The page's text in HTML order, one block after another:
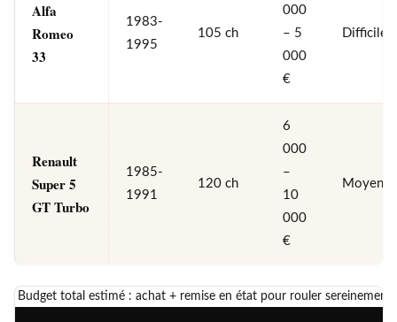
Alfa
Romeo
33
1983-
1995
105 ch
000
– 5
000
€
Difficile
Renault
Super 5
GT Turbo
1985-
1991
120 ch
6
000
–
10
000
€
Moyen
Budget total estimé : achat + remise en état pour rouler sereinement